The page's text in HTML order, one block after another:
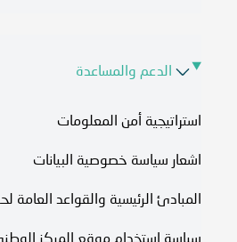
الدعم والمساعدة
استراتيجية أمن المعلومات
اشعار سياسة خصوصية البيانات
المبادئ الرئيسية والقواعد العامة